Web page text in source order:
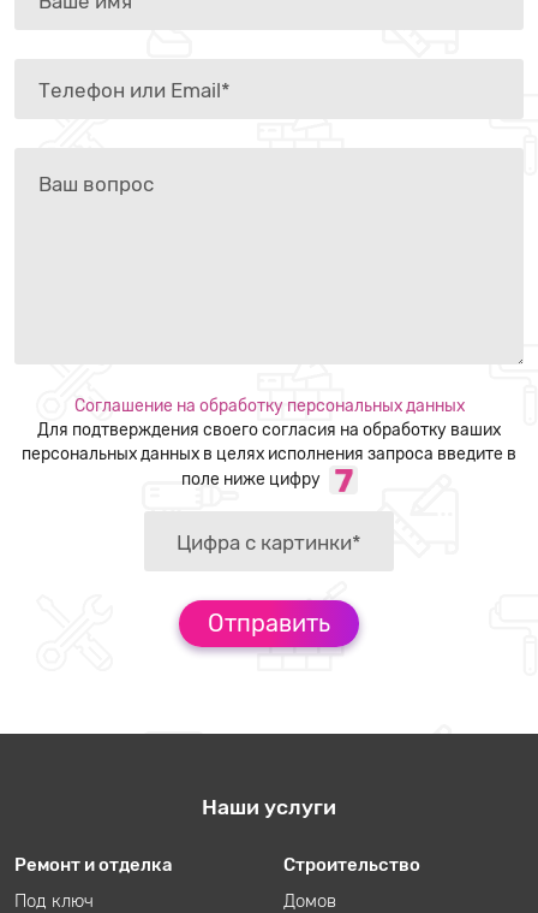
Соглашение на обработку персональных данных
Для подтверждения своего согласия на обработку ваших
персональных данных в целях исполнения запроса введите в
поле ниже цифру
Наши услуги
Ремонт и отделка
Под ключ
Строительство
Домов